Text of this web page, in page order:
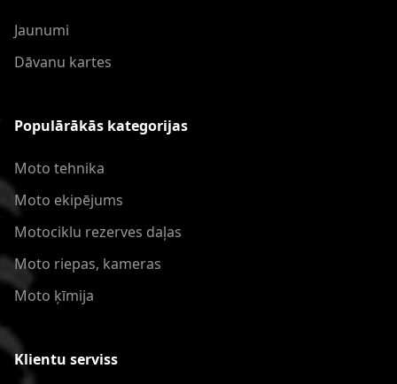
Jaunumi
Dāvanu kartes
Populārākās kategorijas
Moto tehnika
Moto ekipējums
Motociklu rezerves daļas
Moto riepas, kameras
Moto ķīmija
Klientu serviss